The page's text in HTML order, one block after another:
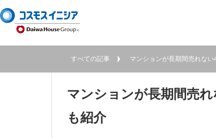
すべての記事 マンションが長期間売れな
マンションが長期間売
も紹介